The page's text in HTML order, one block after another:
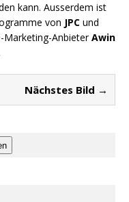
kann. Ausserdem ist
von JPC und
Marketing-AnbieterAwin
Nächstes Bild →